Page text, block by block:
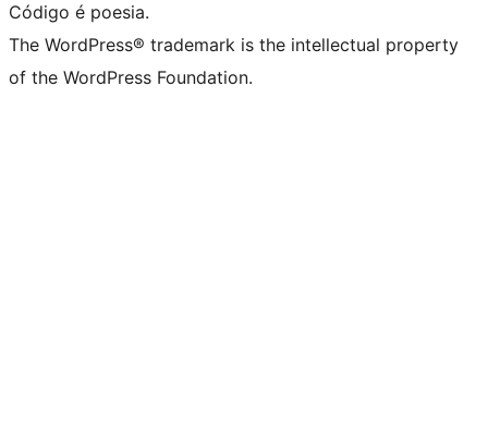
Código é poesia.
The WordPress® trademark is the intellectual property
of the WordPress Foundation.